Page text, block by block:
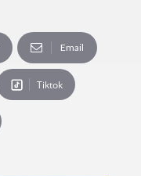
Email
Tiktok